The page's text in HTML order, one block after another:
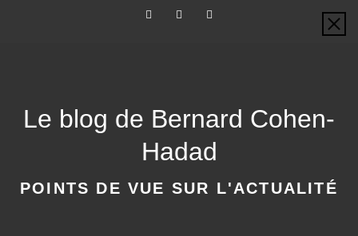
Le blog de Bernard Cohen-
Hadad
POINTS DE VUE SUR L'ACTUALITÉ